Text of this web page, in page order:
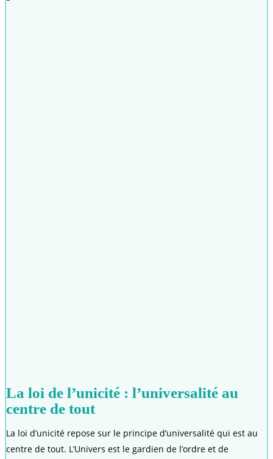
La loi de l’unicité : l’universalité au
centre de tout
La loi d’unicité repose sur le principe d’universalité qui est au
centre de tout. L’Univers est le gardien de l’ordre et de